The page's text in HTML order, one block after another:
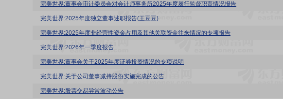
完美世界:董事会审计委员会对会计师事务所2025年度履行监督职责情况报告
完美世界:2025年度独立董事述职报告(王豆豆)
完美世界:2025年度非经营性资金占用及其他关联资金往来情况的专项报告
完美世界:2026年一季度报告
完美世界:董事会关于2025年度证券投资情况的专项说明
完美世界:关于公司董事减持股份实施完成的公告
完美世界:股票交易异常波动公告